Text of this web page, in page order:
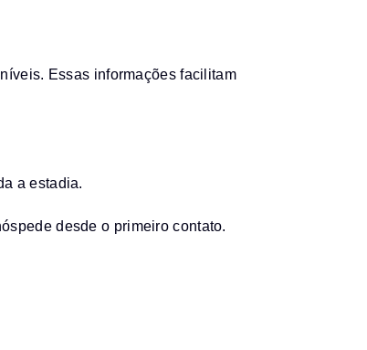
Essas informações facilitam
a estadia.
desde o primeiro contato.